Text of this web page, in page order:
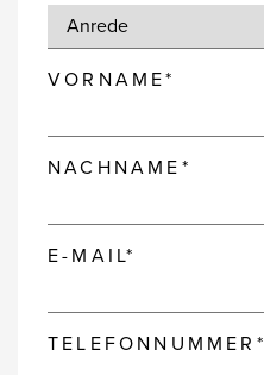
VORNAME*
NACHNAME*
E-MAIL*
TELEFONNUMMER*